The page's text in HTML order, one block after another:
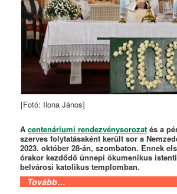
[Fotó: Ilona János]
Acentenáriumi rendezvénysorozat és a
szerves folytatásaként került sor a
2023. október 28-án, szombaton. Ennek
órakor kezdődő ünnepi ökumenikus
belvárosi katolikus templomban.
Tovább…